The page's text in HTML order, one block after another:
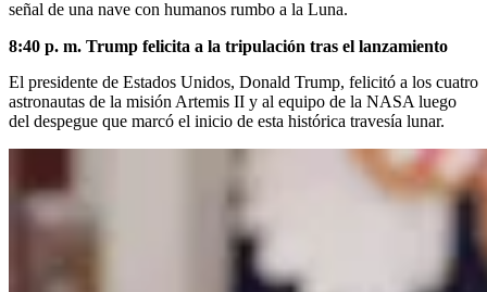
señal de una nave con humanos rumbo a la Luna.
8:40 p. m. Trump felicita a la tripulación tras el lanzamiento
El presidente de Estados Unidos, Donald Trump, felicitó a los cuatro
astronautas de la misión Artemis II y al equipo de la NASA luego
del despegue que marcó el inicio de esta histórica travesía lunar.